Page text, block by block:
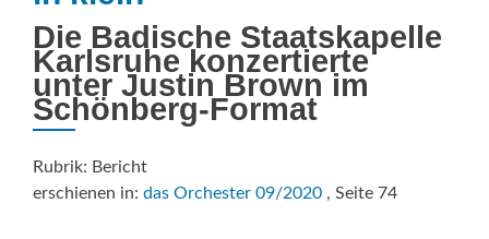
Die Badische Staatskapelle
Karlsruhe konzertierte
unter Justin Brown im
Schönberg-Format
Rubrik: Bericht
erschienen in: das Orchester 09/2020 , Seite 74